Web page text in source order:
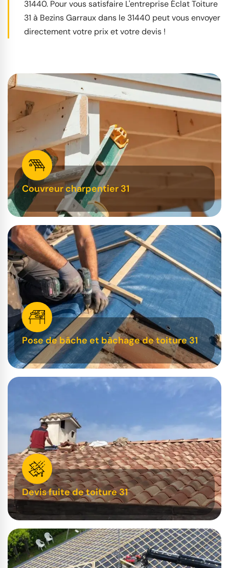
31440. Pour vous satisfaire L'entreprise Éclat Toiture
31 à Bezins Garraux dans le 31440 peut vous envoyer
directement votre prix et votre devis !
Couvreur charpentier 31
Pose de bâche et bâchage de toiture 31
Devis fuite de toiture 31